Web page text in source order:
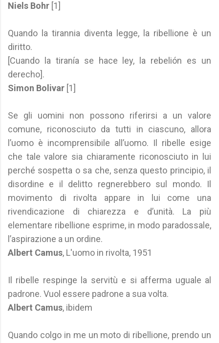
Niels Bohr [1]
Quando la tirannia diventa legge, la ribellione è un
diritto.
[Cuando la tiranía se hace ley, la rebelión es un
derecho].
Simon Bolivar [1]
Se gli uomini non possono riferirsi a un valore
comune, riconosciuto da tutti in ciascuno, allora
l’uomo è incomprensibile all’uomo. Il ribelle esige
che tale valore sia chiaramente riconosciuto in lui
perché sospetta o sa che, senza questo principio, il
disordine e il delitto regnerebbero sul mondo. Il
movimento di rivolta appare in lui come una
rivendicazione di chiarezza e d’unità. La più
elementare ribellione esprime, in modo paradossale,
l’aspirazione a un ordine.
Albert Camus, L'uomo in rivolta, 1951
Il ribelle respinge la servitù e si afferma uguale al
padrone. Vuol essere padrone a sua volta.
Albert Camus, ibidem
Quando colgo in me un moto di ribellione, prendo un